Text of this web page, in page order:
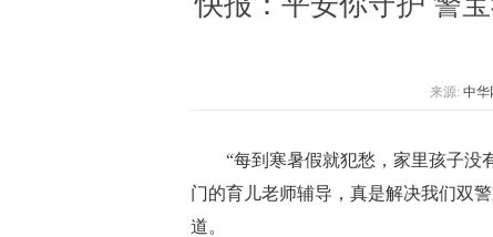
来源: 中华
“每到寒暑假就犯愁，家里孩子没
门的育儿老师辅导，真是解决我们双
道。